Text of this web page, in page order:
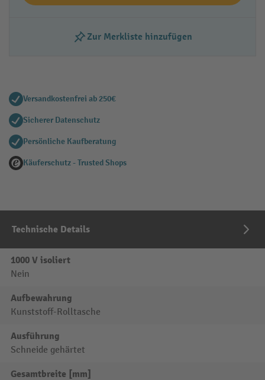
Zur Merkliste hinzufügen
Versandkostenfrei ab 250€
Sicherer Datenschutz
Persönliche Kaufberatung
Käuferschutz - Trusted Shops
Technische Details
1000 V isoliert
Nein
Aufbewahrung
Kunststoff-Rolltasche
Ausführung
Schneide gehärtet
Gesamtbreite [mm]